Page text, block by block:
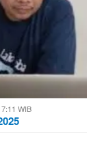
WIB